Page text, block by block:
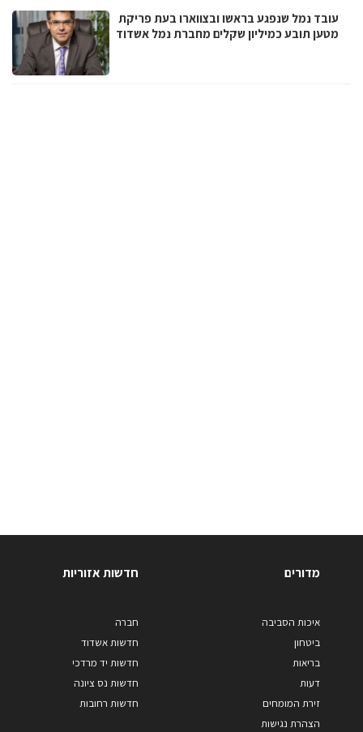
עובד נמל שנפגע בראשו ובצווארו בעת פריקת
מטען תובע כמיליון שקלים מחברת נמל אשדוד
מדורים
איכות הסביבה
ביטחון
בריאות
דעות
זירת המומחים
הצהרת נגישות
חדשות אזוריות
חברה
חדשות אשדוד
חדשות יד מרדכי
חדשות נס ציונה
חדשות רחובות